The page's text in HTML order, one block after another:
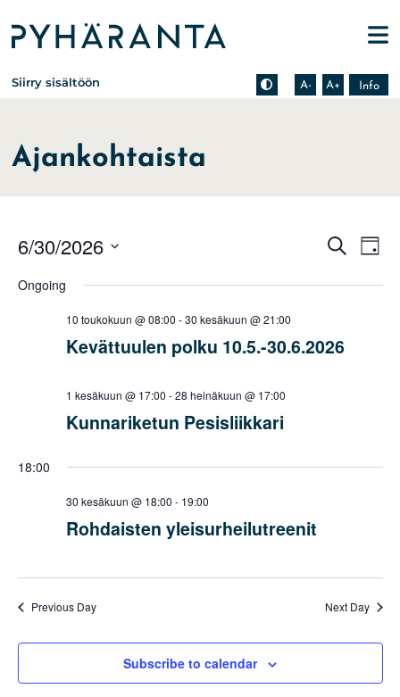
Etusivu
Siirry sisältöön A-
Pienennä tekstin kokoa
A+
Suurenna tekstin kokoa
Info
Tietoa zoomauksesta
Ajankohtaista
Events
and
Search
Day
6/30/2026
date.
Ongoing
10 toukokuun @ 08:00 -30 kesäkuun @ 21:00
Kevättuulen polku 10.5.-30.6.2026
1 kesäkuun @ 17:00 -28 heinäkuun @ 17:00
Kunnariketun Pesisliikkari
18:00
30 kesäkuun @ 18:00 - 19:00
Rohdaisten yleisurheilutreenit
Previous Day Next Day
Subscribe to calendar